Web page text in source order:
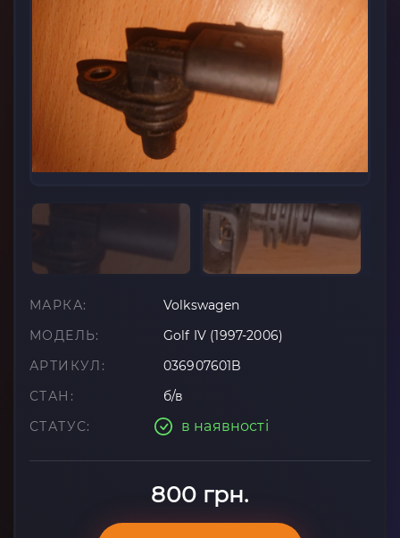
МАРКА:
Volkswagen
МОДЕЛЬ:
Golf IV (1997-2006)
АРТИКУЛ:
036907601B
СТАН:
б/в
СТАТУС:
в наявності
800 грн.